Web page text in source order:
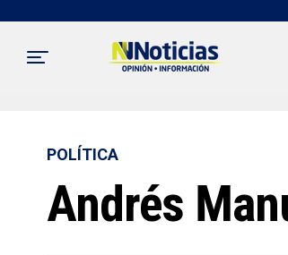
POLÍTICA
Andrés